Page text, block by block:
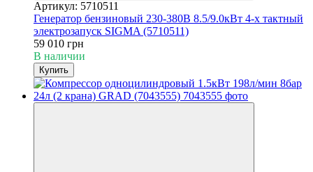
Артикул: 5710511
Генератор бензиновый 230-380В 8.5/9.0кВт 4-х тактный
электрозапуск SIGMA (5710511)
59 010 грн
В наличии
Купить